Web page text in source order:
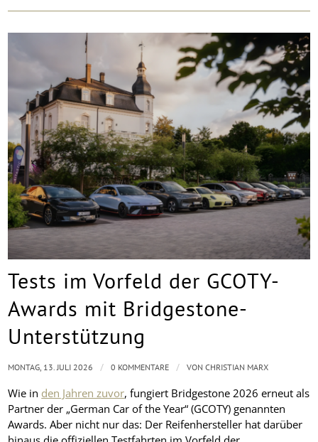
Tests im Vorfeld der GCOTY-
Awards mit Bridgestone-
Unterstützung
Wie in den Jahren zuvor, fungiert Bridgestone 2026 erneut als
Partner der „German Car of the Year“ (GCOTY) genannten
Awards. Aber nicht nur das: Der Reifenhersteller hat darüber
MONTAG, 13. JULI 2026 / 0 KOMMENTARE / VONCHRISTIAN MARX